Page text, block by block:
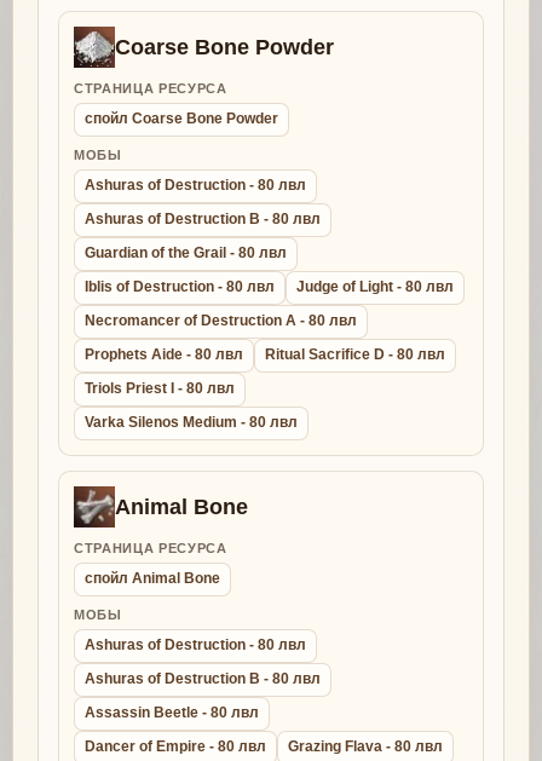
Coarse Bone Powder
СТРАНИЦА РЕСУРСА
спойл Coarse Bone Powder
МОБЫ
Ashuras of Destruction - 80 лвл
Ashuras of Destruction B - 80 лвл
Guardian of the Grail - 80 лвл
Iblis of Destruction - 80 лвл
Judge of Light - 80 лвл
Necromancer of Destruction A - 80 лвл
Prophets Aide - 80 лвл
Ritual Sacrifice D - 80 лвл
Triols Priest I - 80 лвл
Varka Silenos Medium - 80 лвл
Animal Bone
СТРАНИЦА РЕСУРСА
спойл Animal Bone
МОБЫ
Ashuras of Destruction - 80 лвл
Ashuras of Destruction B - 80 лвл
Assassin Beetle - 80 лвл
Dancer of Empire - 80 лвл
Grazing Flava - 80 лвл